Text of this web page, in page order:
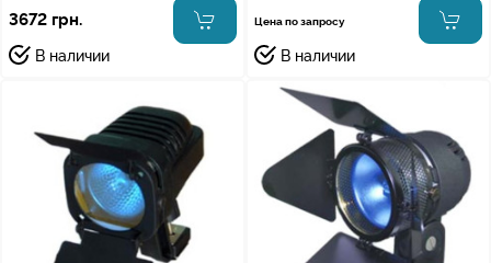
3672 грн.
В наличии
Цена по запросу
В наличии